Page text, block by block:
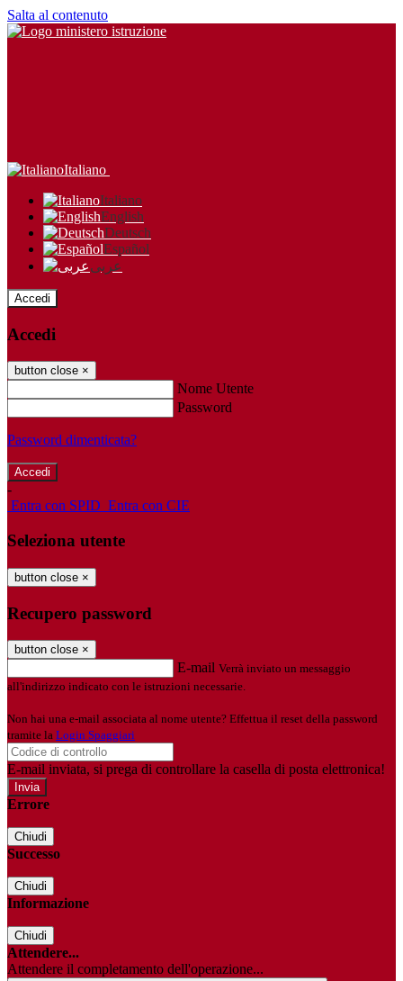
Salta al contenuto
Italiano
Italiano
English
Deutsch
Español
عربى
Accedi
Accedi
button close ×
Nome Utente
Password
Password dimenticata?
-
Entra con SPID Entra con CIE
Seleziona utente
button close ×
Recupero password
button close ×
E-mail Verrà inviato un messaggio
all'indirizzo indicato con le istruzioni necessarie.
Non hai una e-mail associata al nome utente? Effettua il reset della password
tramite la Login Spaggiari
E-mail inviata, si prega di controllare la casella di posta elettronica!
Errore
Chiudi
Successo
Chiudi
Informazione
Chiudi
Attendere...
Attendere il completamento dell'operazione...